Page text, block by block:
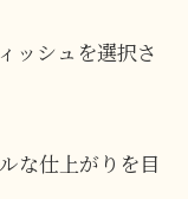
ッシュを選択さ
な仕上がりを目